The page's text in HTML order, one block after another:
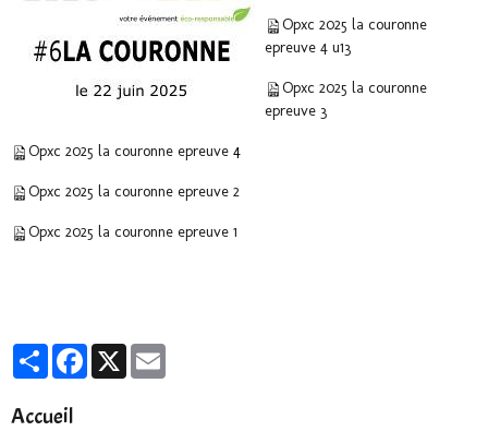
Opxc 2025 la couronne
epreuve 4 u13
Opxc 2025 la couronne
epreuve 3
Opxc 2025 la couronne epreuve 4
Opxc 2025 la couronne epreuve 2
Opxc 2025 la couronne epreuve 1
PartagerFacebook
X
Accueil